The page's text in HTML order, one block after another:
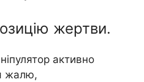
жертви.
активно
жалю,